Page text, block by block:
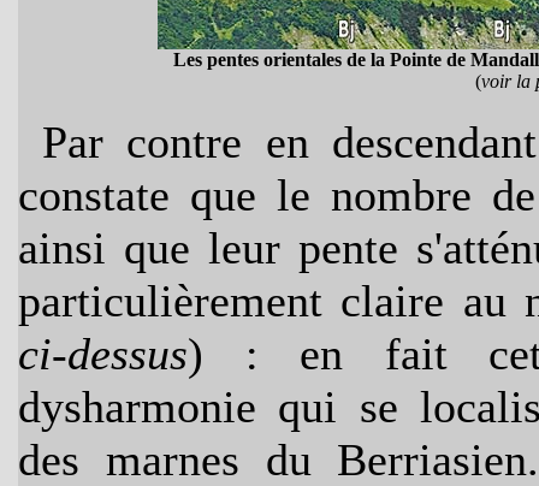
Les pentes orientales de la Pointe de
(voir la
Par contre en
constate que le nombre
ainsi que leur pente
particulièrement claire au
ci-dessus) : en fait
dysharmonie qui se
des marnes du